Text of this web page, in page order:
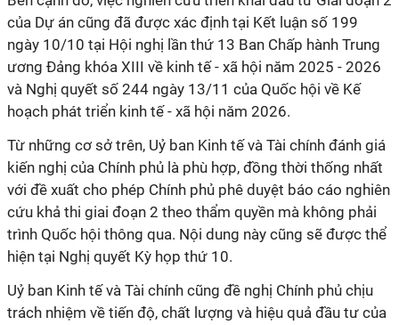
của Dự án cũng đã được xác định tại Kết luận số 199
ngày 10/10 tại Hội nghị lần thứ 13 Ban Chấp hành Trung
ương Đảng khóa XIII về kinh tế - xã hội năm 2025 - 2026
và Nghị quyết số 244 ngày 13/11 của Quốc hội về Kế
hoạch phát triển kinh tế - xã hội năm 2026.
Từ những cơ sở trên, Uỷ ban Kinh tế và Tài chính đánh giá
kiến nghị của Chính phủ là phù hợp, đồng thời thống nhất
với đề xuất cho phép Chính phủ phê duyệt báo cáo nghiên
cứu khả thi giai đoạn 2 theo thẩm quyền mà không phải
trình Quốc hội thông qua. Nội dung này cũng sẽ được thể
hiện tại Nghị quyết Kỳ họp thứ 10.
Uỷ ban Kinh tế và Tài chính cũng đề nghị Chính phủ chịu
trách nhiệm về tiến độ, chất lượng và hiệu quả đầu tư của